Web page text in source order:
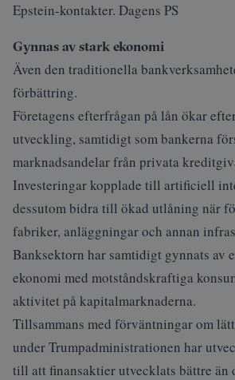
Epstein-kontakter. Dagens PS
Gynnas av stark ekonomi
Även den traditionella
förbättring.
Företagens efterfrågan på lån ökar
utveckling, samtidigt som bankerna
marknadsandelar från privata
Investeringar kopplade till artificiell
dessutom bidra till ökad utlåning när
fabriker, anläggningar och annan
Banksektorn har samtidigt gynnats av
ekonomi med motståndskraftiga
aktivitet på kapitalmarknaderna.
Tillsammans med förväntningar om
under Trumpadministrationen har
till att finansaktier utvecklats bättre än